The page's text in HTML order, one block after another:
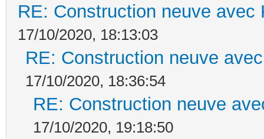
RE: Construction neuve avec
17/10/2020, 18:13:03
RE: Construction neuve
17/10/2020, 18:36:54
RE: Construction neuve
17/10/2020, 19:18:50